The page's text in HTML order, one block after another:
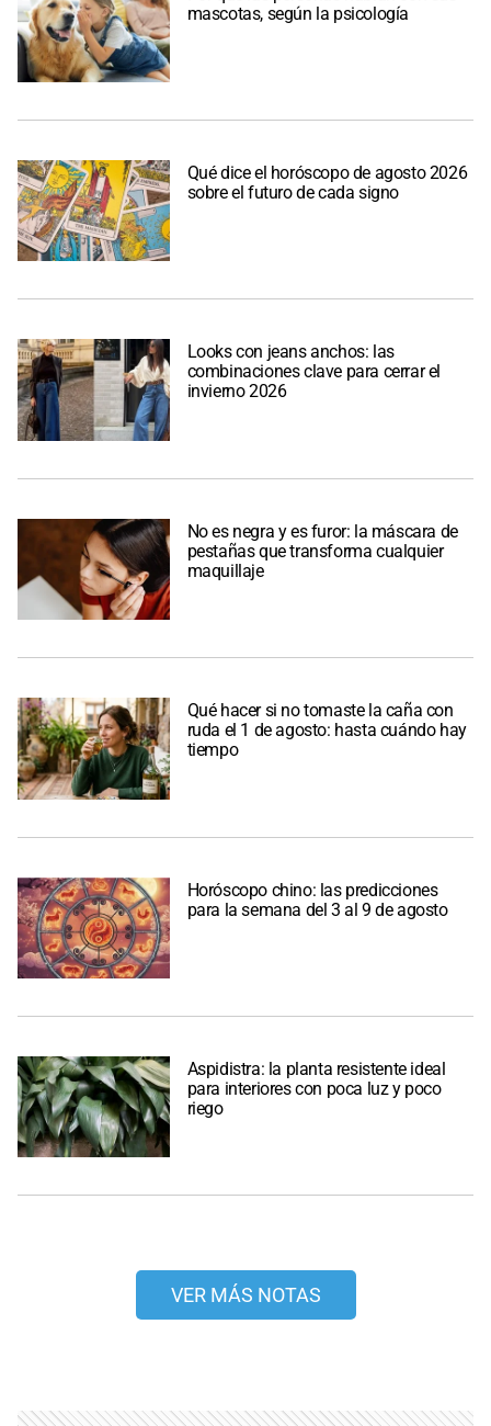
mascotas, según la psicología
Qué dice el horóscopo de agosto 2026
sobre el futuro de cada signo
Looks con jeans anchos: las
combinaciones clave para cerrar el
invierno 2026
No es negra y es furor: la máscara de
pestañas que transforma cualquier
maquillaje
Qué hacer si no tomaste la caña con
ruda el 1 de agosto: hasta cuándo hay
tiempo
Horóscopo chino: las predicciones
para la semana del 3 al 9 de agosto
Aspidistra: la planta resistente ideal
para interiores con poca luz y poco
riego
VER MÁS NOTAS